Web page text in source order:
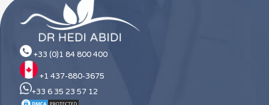
+33 (0)1 84 800 400
+1 437-880-3675
+33 6 35 23 57 12